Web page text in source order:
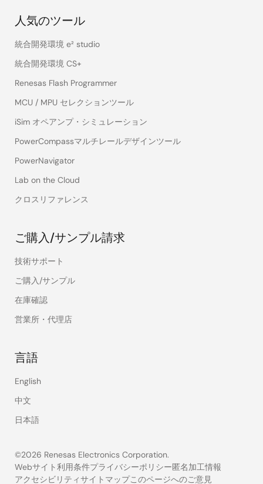
人気のツール
統合開発環境 e² studio
統合開発環境 CS+
Renesas Flash Programmer
MCU / MPU セレクションツール
iSim オペアンプ・シミュレーション
PowerCompassマルチレールデザインツール
PowerNavigator
Lab on the Cloud
クロスリファレンス
ご購入/サンプル請求
技術サポート
ご購入/サンプル
在庫確認
営業所・代理店
言語
English
中文
日本語
©2026 Renesas Electronics Corporation.
Webサイト利用条件プライバシーポリシー匿名加工情報
アクセシビリティサイトマップこのページへのご意見